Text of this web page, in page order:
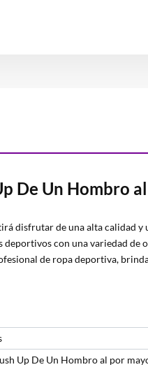
De Un Hombro
disfrutar de una alta calidad y
con una variedad de
de ropa deportiva,
Up De Un Hombro al por